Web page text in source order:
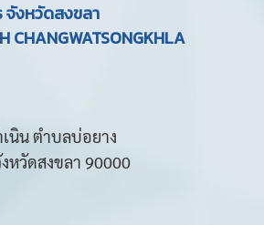
จังหวัดสงขลา
CHANGWATSONGKHLA
นิน ตำบลบ่อยาง
หวัดสงขลา 90000